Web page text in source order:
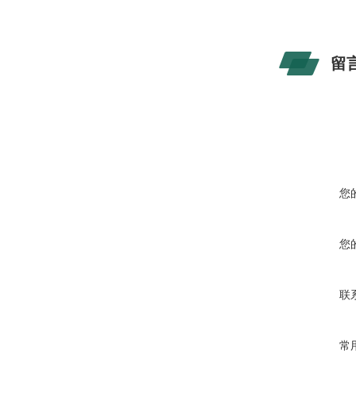
留
您
您
联
常